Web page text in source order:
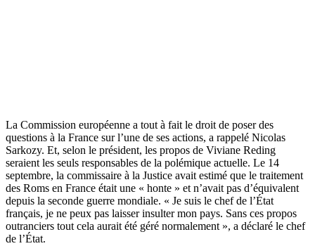
La Commission européenne a tout à fait le droit de poser des
questions à la France sur l’une de ses actions, a rappelé Nicolas
Sarkozy. Et, selon le président, les propos de Viviane Reding
seraient les seuls responsables de la polémique actuelle. Le 14
septembre, la commissaire à la Justice avait estimé que le traitement
des Roms en France était une « honte » et n’avait pas d’équivalent
depuis la seconde guerre mondiale. « Je suis le chef de l’État
français, je ne peux pas laisser insulter mon pays. Sans ces propos
outranciers tout cela aurait été géré normalement », a déclaré le chef
de l’État.